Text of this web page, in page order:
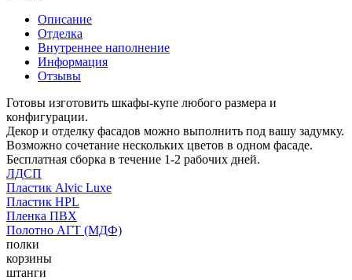
Описание
Отделка
Внутреннее наполнение
Информация
Отзывы
Готовы изготовить шкафы-купе любого размера и
конфигурации.
Декор и отделку фасадов можно выполнить под вашу задумку.
Возможно сочетание нескольких цветов в одном фасаде.
Бесплатная сборка в течение 1-2 рабочих дней.
ЛДСП
Пластик Alvic Luxe
Пластик HPL
Пленка ПВХ
Полотно АГТ (МДФ)
полки
корзины
штанги